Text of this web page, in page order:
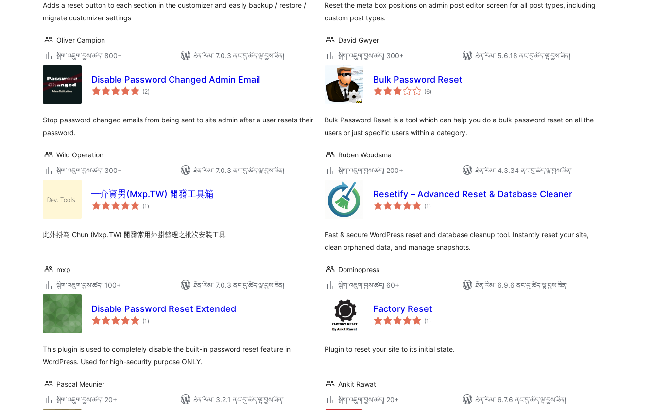
Adds a reset button to each section in the customizer and easily backup / restore /
migrate customizer settings
Oliver Campion
སྒྲིག་འཇུག་བྱས་ཚད། 800+
ཐོན་རིམ་ 7.0.3 ནང་དུ་ཚོད་ལྟ་བྱས་ཟིན།
Reset the meta box positions on admin post editor screen for all post types, including
custom post types.
David Gwyer
སྒྲིག་འཇུག་བྱས་ཚད། 300+
ཐོན་རིམ་ 5.6.18 ནང་དུ་ཚོད་ལྟ་བྱས་ཟིན།
Disable Password Changed Admin Email
(2གདེང་
འཇོག་
)
Stop password changed emails from being sent to site admin after a user resets their
password.
Wild Operation
སྒྲིག་འཇུག་བྱས་ཚད། 300+
ཐོན་རིམ་ 7.0.3 ནང་དུ་ཚོད་ལྟ་བྱས་ཟིན།
Bulk Password Reset
(6གདེང་
འཇོག་
)
Bulk Password Reset is a tool which can help you do a bulk password reset on all the
users or just specific users within a category.
Ruben Woudsma
སྒྲིག་འཇུག་བྱས་ཚད། 200+
ཐོན་རིམ་ 4.3.34 ནང་དུ་ཚོད་ལྟ་བྱས་ཟིན།
一介資男(Mxp.TW) 開發工具箱
(1 གདེང་
འཇོག་
)
此外掛為 Chun (Mxp.TW) 開發常用外掛整理之批次安裝工具
mxp
སྒྲིག་འཇུག་བྱས་ཚད། 100+
ཐོན་རིམ་ 7.0.3 ནང་དུ་ཚོད་ལྟ་བྱས་ཟིན།
Resetify – Advanced Reset & Database Cleaner
(1 གདེང་
འཇོག་
)
Fast & secure WordPress reset and database cleanup tool. Instantly reset your site,
clean orphaned data, and manage snapshots.
Dominopress
སྒྲིག་འཇུག་བྱས་ཚད། 60+
ཐོན་རིམ་ 6.9.6 ནང་དུ་ཚོད་ལྟ་བྱས་ཟིན།
Disable Password Reset Extended
(1 གདེང་
འཇོག་
)
This plugin is used to completely disable the built-in password reset feature in
WordPress. Used for high-security purpose ONLY.
Pascal Meunier
སྒྲིག་འཇུག་བྱས་ཚད། 20+
ཐོན་རིམ་ 3.2.1 ནང་དུ་ཚོད་ལྟ་བྱས་ཟིན།
Factory Reset
(1 གདེང་
འཇོག་
)
Plugin to reset your site to its initial state.
Ankit Rawat
སྒྲིག་འཇུག་བྱས་ཚད། 20+
ཐོན་རིམ་ 6.7.6 ནང་དུ་ཚོད་ལྟ་བྱས་ཟིན།